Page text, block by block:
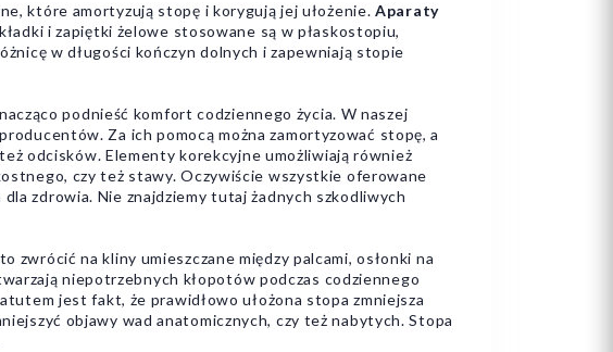
które amortyzują stopę i korygują jej ułożenie.Aparaty
i zapiętki żelowe stosowane są w płaskostopiu,
w długości kończyn dolnych i zapewniają stopie
podnieść komfort codziennego życia. W naszej
Za ich pomocą można zamortyzować stopę, a
odcisków. Elementy korekcyjne umożliwiają również
czy też stawy. Oczywiście wszystkie oferowane
zdrowia. Nie znajdziemy tutaj żadnych szkodliwych
zwrócić na kliny umieszczane między palcami, osłonki na
niepotrzebnych kłopotów podczas codziennego
jest fakt, że prawidłowo ułożona stopa zmniejsza
objawy wad anatomicznych, czy też nabytych. Stopa